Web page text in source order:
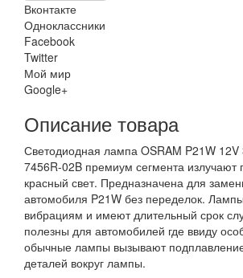
Вконтакте
Одноклассники
Facebook
Twitter
Мой мир
Google+
Описание товара
Светодиодная лампа OSRAM P21W 12V
7456R-02B премиум сегмента излучают
красный свет. Предназначена для
автомобиля P21W без переделок.
вибрациям и имеют длительный срок
полезны для автомобилей где ввиду
обычные лампы вызывают
деталей вокруг лампы.